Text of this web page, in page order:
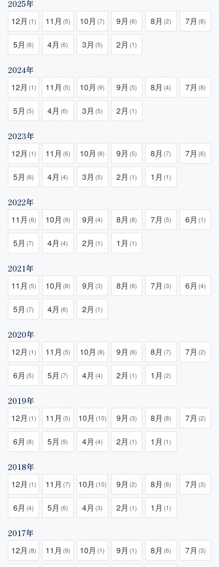
2025年
12月 (1) 11月 (5) 10月 (7) 9月 (6) 8月 (2) 7月 (8)
5月 (6) 4月 (6) 3月 (5) 2月 (1)
2024年
12月 (1) 11月 (5) 10月 (9) 9月 (5) 8月 (4) 7月 (8)
5月 (5) 4月 (6) 3月 (5) 2月 (1)
2023年
12月 (1) 11月 (6) 10月 (8) 9月 (5) 8月 (7) 7月 (6)
5月 (6) 4月 (4) 3月 (5) 2月 (1) 1月 (1)
2022年
11月 (6) 10月 (9) 9月 (4) 8月 (8) 7月 (5) 6月 (1)
5月 (7) 4月 (4) 2月 (1) 1月 (1)
2021年
11月 (5) 10月 (8) 9月 (3) 8月 (6) 7月 (3) 6月 (4)
5月 (7) 4月 (6) 2月 (1)
2020年
12月 (1) 11月 (5) 10月 (8) 9月 (6) 8月 (7) 7月 (2)
6月 (5) 5月 (7) 4月 (4) 2月 (1) 1月 (2)
2019年
12月 (1) 11月 (5) 10月 (10) 9月 (3) 8月 (8) 7月 (2)
6月 (8) 5月 (9) 4月 (4) 2月 (1) 1月 (1)
2018年
12月 (1) 11月 (7) 10月 (10) 9月 (2) 8月 (8) 7月 (3)
6月 (4) 5月 (6) 4月 (3) 2月 (1) 1月 (1)
2017年
12月 (8) 11月 (9) 10月 (1) 9月 (1) 8月 (6) 7月 (3)